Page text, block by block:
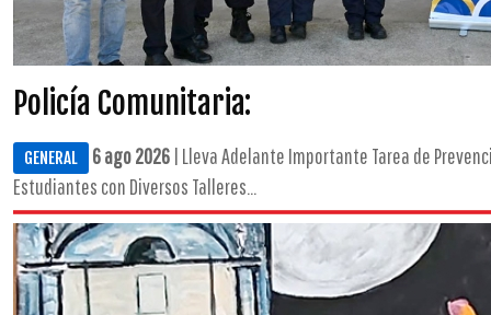
Policía Comunitaria:
GENERAL 6 ago 2026 | Lleva Adelante Importante Tarea de
Estudiantes con Diversos Talleres...